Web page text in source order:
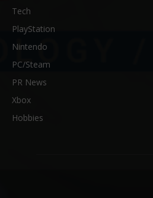
Tech
PlayStation
Nintendo
PC/Steam
PR News
Xbox
Hobbies